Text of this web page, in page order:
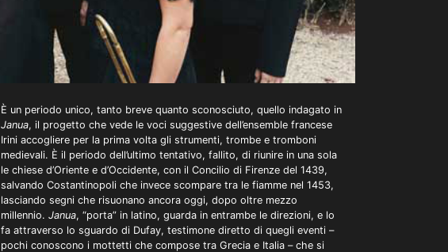
È un periodo unico, tanto breve quanto sconosciuto, quello indagato in
Janua, il progetto che vede le voci suggestive dell’ensemble francese
Irini accogliere per la prima volta gli strumenti, trombe e tromboni
medievali. È il periodo dell’ultimo tentativo, fallito, di riunire in una sola
le chiese d’Oriente e d’Occidente, con il Concilio di Firenze del 1439,
salvando Costantinopoli che invece scompare tra le fiamme nel 1453,
lasciando segni che risuonano ancora oggi, dopo oltre mezzo
millennio. Janua, “porta” in latino, guarda in entrambe le direzioni, e lo
fa attraverso lo sguardo di Dufay, testimone diretto di quegli eventi –
pochi conoscono i mottetti che compose tra Grecia e Italia – che si